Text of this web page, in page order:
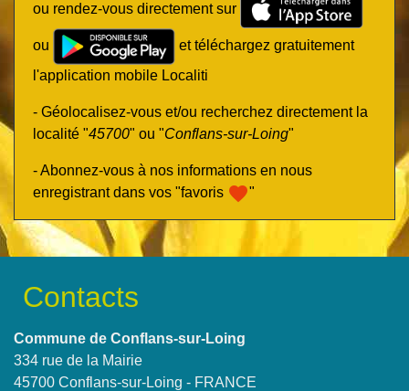
ou rendez-vous directement sur
ou
et téléchargez gratuitement
l'application mobile Localiti
- Géolocalisez-vous et/ou recherchez directement la
localité "45700" ou "Conflans-sur-Loing"
- Abonnez-vous à nos informations en nous
enregistrant dans vos "favoris favorite"
Contacts
Commune de Conflans-sur-Loing
334 rue de la Mairie
45700 Conflans-sur-Loing - FRANCE